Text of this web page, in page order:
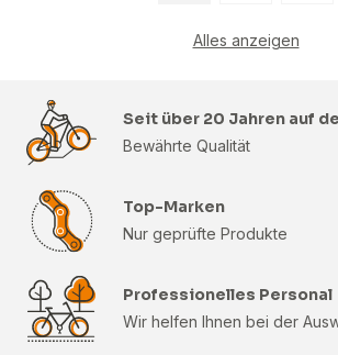
Alles anzeigen
Seit über 20 Jahren auf
Bewährte Qualität
Top-Marken
Nur geprüfte Produkte
Professionelles Personal
Wir helfen Ihnen bei der